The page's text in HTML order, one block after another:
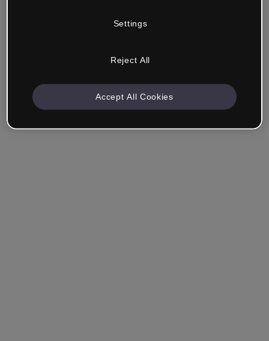
Mantenha-me conectado Esqueceu sua senha?
Settings
Reject All
Accept All Cookies